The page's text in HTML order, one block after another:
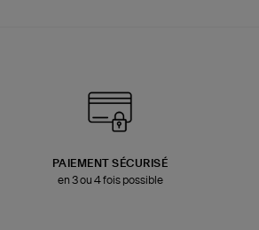
PAIEMENT SÉCURISÉ
en 3 ou 4 fois possible